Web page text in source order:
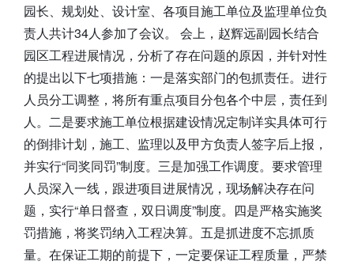
园长、规划处、设计室、各项目施工单位及监理单位负
责人共计34人参加了会议。 会上，赵辉远副园长结合
园区工程进展情况，分析了存在问题的原因，并针对性
的提出以下七项措施：一是落实部门的包抓责任。进行
人员分工调整，将所有重点项目分包各个中层，责任到
人。二是要求施工单位根据建设情况定制详实具体可行
的倒排计划，施工、监理以及甲方负责人签字后上报，
并实行“同奖同罚”制度。三是加强工作调度。要求管理
人员深入一线，跟进项目进展情况，现场解决存在问
题，实行“单日督查，双日调度”制度。四是严格实施奖
罚措施，将奖罚纳入工程决算。五是抓进度不忘抓质
量。在保证工期的前提下，一定要保证工程质量，严禁